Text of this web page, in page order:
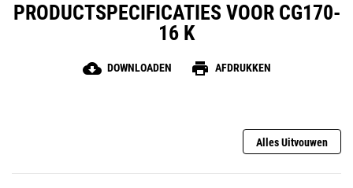
PRODUCTSPECIFICATIES VOOR CG170-
16 K
cloud_download DOWNLOADEN print AFDRUKKEN
Alles Uitvouwen